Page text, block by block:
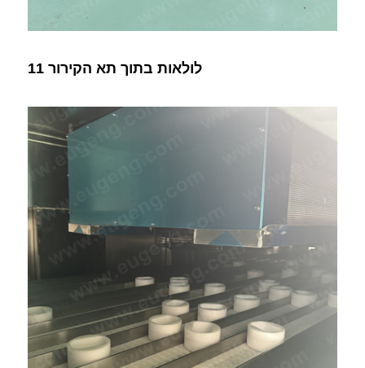
11 לולאות בתוך תא הקירור